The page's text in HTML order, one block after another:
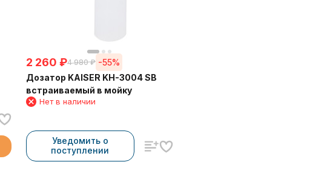
2 260 ₽4 980 ₽ -55%
Дозатор KAISER KH-3004 SB
встраиваемый в мойку
Нет в наличии
Уведомить о
поступлении